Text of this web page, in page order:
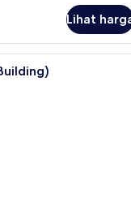
Lihat
Comfort (in the Villa